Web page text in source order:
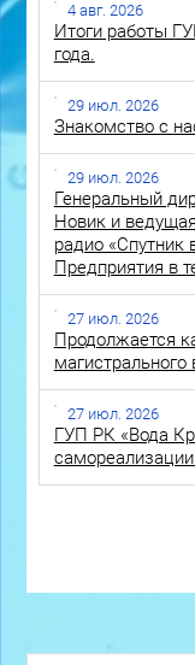
4 авг. 2026
Итоги работы
года.
29 июл. 2026
Знакомство с
29 июл. 2026
Генеральный
Новик и
радио «Спутник
Предприятия в
27 июл. 2026
Продолжается
магистрального
27 июл. 2026
ГУП РК «Вода